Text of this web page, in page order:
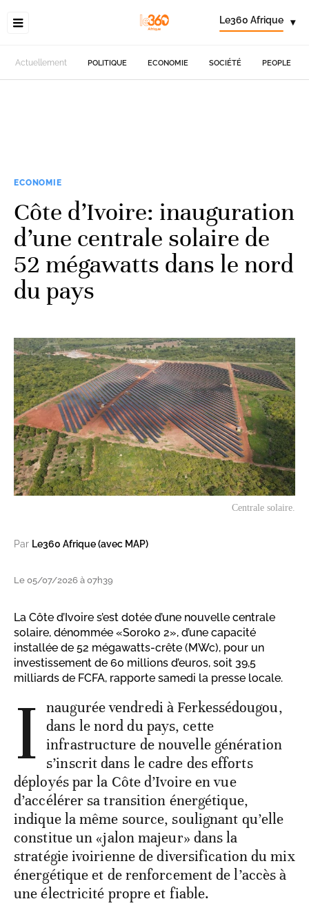
Le360 Afrique ▾
Actuellement POLITIQUE ECONOMIE SOCIÉTÉ PEOPLE
ECONOMIE
Côte d’Ivoire: inauguration
d’une centrale solaire de
52 mégawatts dans le nord
du pays
Centrale solaire.
Par Le360 Afrique (avec MAP)
Le 05/07/2026 à 07h39
La Côte d’Ivoire s’est dotée d’une nouvelle centrale
solaire, dénommée «Soroko 2», d’une capacité
installée de 52 mégawatts-crête (MWc), pour un
investissement de 60 millions d’euros, soit 39,5
milliards de FCFA, rapporte samedi la presse locale.
I naugurée vendredi à Ferkessédougou,
dans le nord du pays, cette
infrastructure de nouvelle génération
s’inscrit dans le cadre des efforts
déployés par la Côte d’Ivoire en vue
d’accélérer sa transition énergétique,
indique la même source, soulignant qu’elle
constitue un «jalon majeur» dans la
stratégie ivoirienne de diversification du mix
énergétique et de renforcement de l’accès à
une électricité propre et fiable.